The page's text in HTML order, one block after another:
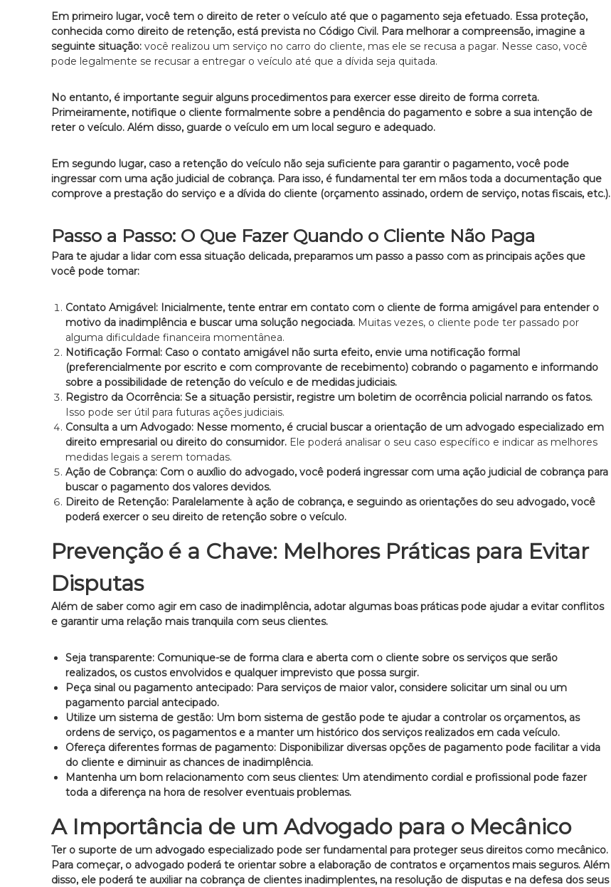
F
a
m
í
a
,
c
m
a
t
d
i
t
o
é
t
c
o
,
c
l
r
o
e
p
r
a
l
z
a
d
.
Em primeiro lugar, você tem o direito de reter o veículo até que o pagamento seja efetuado. Essa proteção,
conhecida como direito de retenção, está prevista no Código Civil. Para melhorar a compreensão, imagine a
seguinte situação: você realizou um serviço no carro do cliente, mas ele se recusa a pagar. Nesse caso, você
pode legalmente se recusar a entregar o veículo até que a dívida seja quitada.
No entanto, é importante seguir alguns procedimentos para exercer esse direito de forma correta.
Primeiramente, notifique o cliente formalmente sobre a pendência do pagamento e sobre a sua intenção de
reter o veículo. Além disso, guarde o veículo em um local seguro e adequado.
Em segundo lugar, caso a retenção do veículo não seja suficiente para garantir o pagamento, você pode
ingressar com uma ação judicial de cobrança. Para isso, é fundamental ter em mãos toda a documentação que
comprove a prestação do serviço e a dívida do cliente (orçamento assinado, ordem de serviço, notas fiscais, etc.).
Passo a Passo: O Que Fazer Quando o Cliente Não Paga
Para te ajudar a lidar com essa situação delicada, preparamos um passo a passo com as principais ações que
você pode tomar:
Contato Amigável: Inicialmente, tente entrar em contato com o cliente de forma amigável para entender o
motivo da inadimplência e buscar uma solução negociada. Muitas vezes, o cliente pode ter passado por
alguma dificuldade financeira momentânea.
Notificação Formal: Caso o contato amigável não surta efeito, envie uma notificação formal
(preferencialmente por escrito e com comprovante de recebimento) cobrando o pagamento e informando
sobre a possibilidade de retenção do veículo e de medidas judiciais.
Registro da Ocorrência: Se a situação persistir, registre um boletim de ocorrência policial narrando os fatos.
Isso pode ser útil para futuras ações judiciais.
Consulta a um Advogado: Nesse momento, é crucial buscar a orientação de um advogado especializado em
direito empresarial ou direito do consumidor. Ele poderá analisar o seu caso específico e indicar as melhores
medidas legais a serem tomadas.
Ação de Cobrança: Com o auxílio do advogado, você poderá ingressar com uma ação judicial de cobrança para
buscar o pagamento dos valores devidos.
Direito de Retenção: Paralelamente à ação de cobrança, e seguindo as orientações do seu advogado, você
poderá exercer o seu direito de retenção sobre o veículo.
Prevenção é a Chave: Melhores Práticas para Evitar
Disputas
Além de saber como agir em caso de inadimplência, adotar algumas boas práticas pode ajudar a evitar conflitos
e garantir uma relação mais tranquila com seus clientes.
Seja transparente: Comunique-se de forma clara e aberta com o cliente sobre os serviços que serão
realizados, os custos envolvidos e qualquer imprevisto que possa surgir.
Peça sinal ou pagamento antecipado: Para serviços de maior valor, considere solicitar um sinal ou um
pagamento parcial antecipado.
Utilize um sistema de gestão: Um bom sistema de gestão pode te ajudar a controlar os orçamentos, as
ordens de serviço, os pagamentos e a manter um histórico dos serviços realizados em cada veículo.
Ofereça diferentes formas de pagamento: Disponibilizar diversas opções de pagamento pode facilitar a vida
do cliente e diminuir as chances de inadimplência.
Mantenha um bom relacionamento com seus clientes: Um atendimento cordial e profissional pode fazer
toda a diferença na hora de resolver eventuais problemas.
A Importância de um Advogado para o Mecânico
Ter o suporte de um advogado especializado pode ser fundamental para proteger seus direitos como mecânico.
Para começar, o advogado poderá te orientar sobre a elaboração de contratos e orçamentos mais seguros. Além
disso, ele poderá te auxiliar na cobrança de clientes inadimplentes, na resolução de disputas e na defesa dos seus